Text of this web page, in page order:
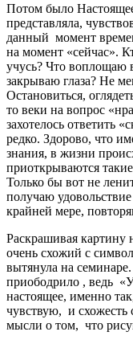
Потом было
представляла,
данный момент
на момент «сейчас».
учусь? Что воплощаю
закрываю глаза? Не
Остановиться,
то веки на вопрос
захотелось ответить
редко. Здорово, что
знания, в жизни
приоткрываются
Только бы вот не
получаю
крайней мере,
Раскрашивая
очень схожий с
вытянула на
приободрило , ведь
настоящее, именно
чувствую, и схожесть
мысли о том, что